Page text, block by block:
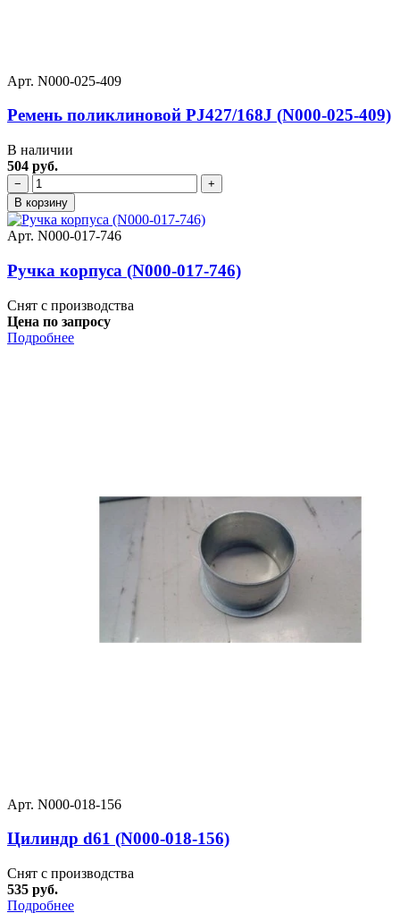
Арт. N000-025-409
Ремень поликлиновой PJ427/168J (N000-025-409)
В наличии
504 руб.
−
+
В корзину
Арт. N000-017-746
Ручка корпуса (N000-017-746)
Снят с производства
Цена по запросу
Подробнее
Арт. N000-018-156
Цилиндр d61 (N000-018-156)
Снят с производства
535 руб.
Подробнее